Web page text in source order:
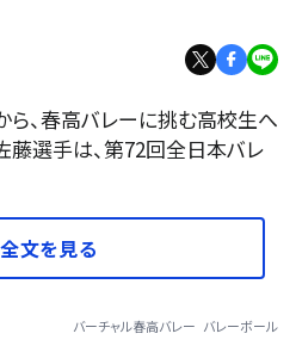
ら、春高バレーに挑む高校生へ
選手は、第72回全日本バレ
文を見る
バーチャル春高バレー バレーボール